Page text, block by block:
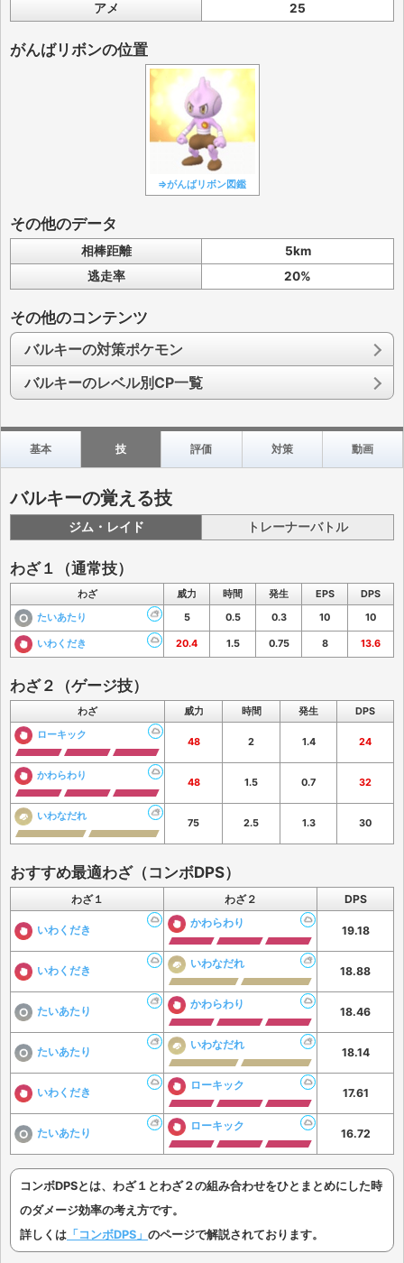
アメ
25
がんばリボンの位置
⇒がんばリボン図鑑
その他のデータ
相棒距離
5km
逃走率
20%
その他のコンテンツ
バルキーの対策ポケモン
バルキーのレベル別CP一覧
基本 技 評価 対策 動画
バルキーの覚える技
ジム・レイド トレーナーバトル
わざ１（通常技）
わざ 威力 時間 発生 EPS
DPS
たいあたり
5 0.5 0.3 10 10
いわくだき 20.4 1.5 0.75 8 13.6
わざ２（ゲージ技）
わざ 威力 時間 発生
DPS
ローキック
48 2 1.4 24
かわらわり
48 1.5 0.7 32
いわなだれ
75 2.5 1.3 30
おすすめ最適わざ（コンボDPS）
わざ１ わざ２ DPS
いわくだき
かわらわり
19.18
いわくだき
いわなだれ
18.88
たいあたり
かわらわり
18.46
たいあたり
いわなだれ
18.14
いわくだき
ローキック
17.61
たいあたり
ローキック
16.72
コンボDPSとは、わざ１とわざ２の組み合わせをひとまとめにした時
のダメージ効率の考え方です。
詳しくは 「コンボDPS」 のページで解説されております。